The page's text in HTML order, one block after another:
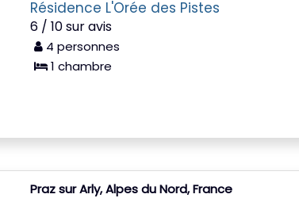
Résidence L'Orée des Pistes
6 / 10 sur avis
4 personnes
1 chambre
Praz sur Arly, Alpes du Nord, France